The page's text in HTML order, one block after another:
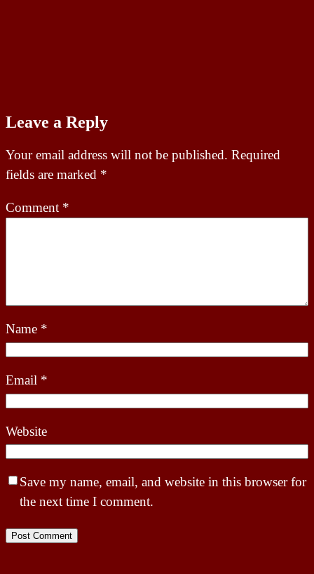
Leave a Reply
Your email address will not be published. Required
fields are marked *
Comment *
Name *
Email *
Website
Save my name, email, and website in this browser for
the next time I comment.